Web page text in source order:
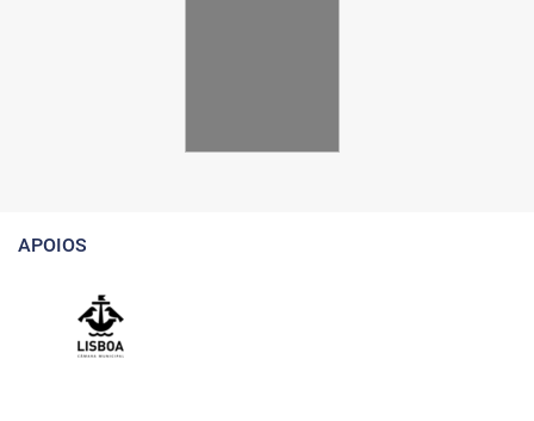
APOIOS